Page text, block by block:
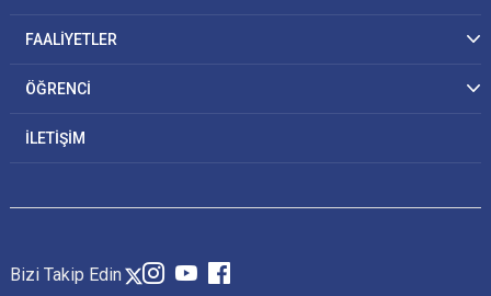
FAALİYETLER
ÖĞRENCİ
İLETİŞİM
Bizi Takip Edin